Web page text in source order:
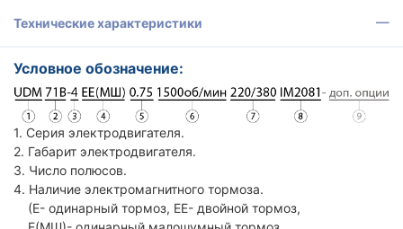
Технические характеристики
Условное обозначение:
1. Серия электродвигателя.
2. Габарит электродвигателя.
3. Число полюсов.
4. Наличие электромагнитного тормоза.
(Е- одинарный тормоз, ЕЕ- двойной тормоз,